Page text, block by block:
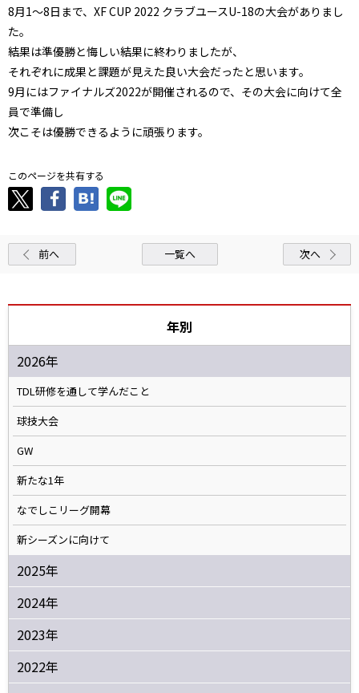
8月1～8日まで、XF CUP 2022 クラブユースU-18の大会がありまし
た。
結果は準優勝と悔しい結果に終わりましたが、
それぞれに成果と課題が見えた良い大会だったと思います。
9月にはファイナルズ2022が開催されるので、その大会に向けて全
員で準備し
次こそは優勝できるように頑張ります。
このページを共有する
前へ 一覧へ 次へ
年別
2026年
TDL研修を通して学んだこと
球技大会
GW
新たな1年
なでしこリーグ開幕
新シーズンに向けて
2025年
2024年
2023年
2022年